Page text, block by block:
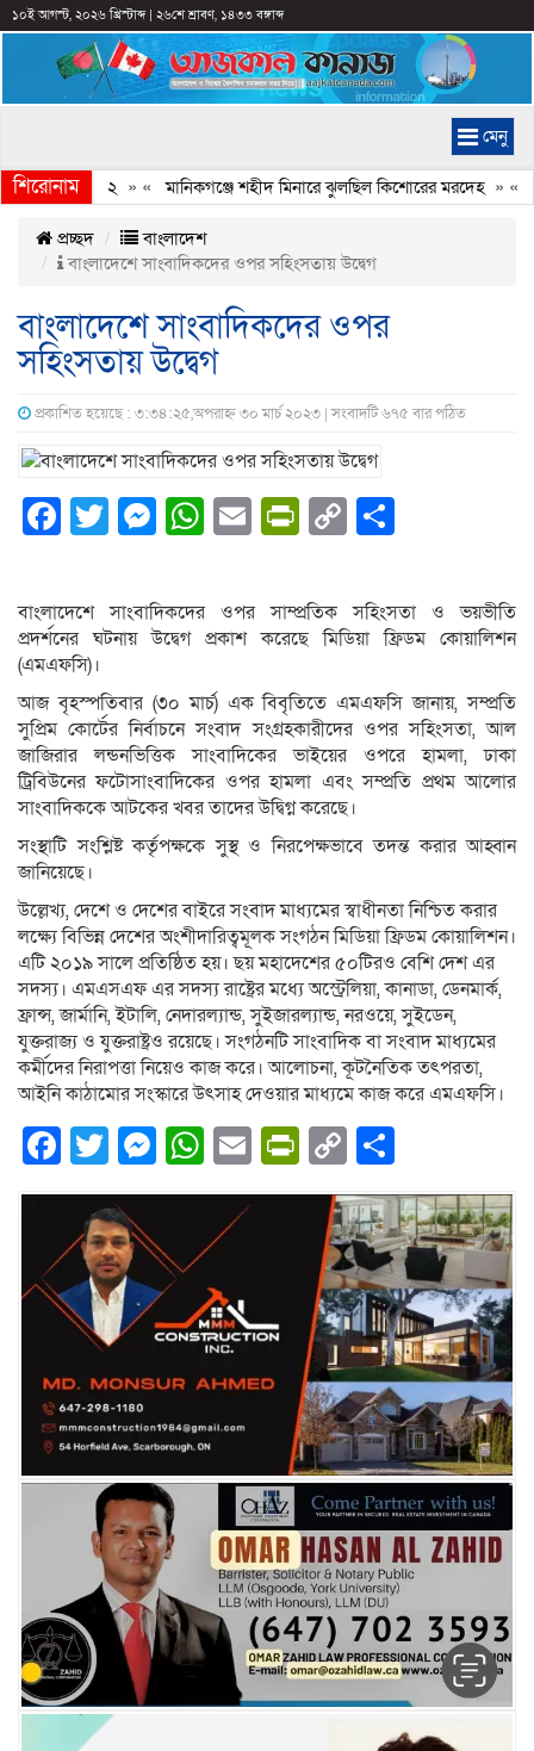
১০ই আগস্ট, ২০২৬ খ্রিস্টাব্দ| ২৬শে শ্রাবণ, ১৪৩৩ বঙ্গাব্দ
মেনু
শিরোনাম
নিহত ২ » « মানিকগঞ্জে শহীদ মিনারে ঝুলছিল কিশোরের মরদেহ» «
প্রচ্ছদ
বাংলাদেশ
বাংলাদেশে সাংবাদিকদের ওপর সহিংসতায় উদ্বেগ
বাংলাদেশে সাংবাদিকদের ওপর
সহিংসতায় উদ্বেগ
প্রকাশিত হয়েছে : ৩:৩৪:২৫,অপরাহ্ন ৩০ মার্চ ২০২৩ | সংবাদটি ৬৭৫ বার পঠিত
Facebook
Twitter
Messenger
WhatsApp
EmailPrintFriendly
Copy
বাংলাদেশে সাংবাদিকদের ওপর সাম্প্রতিক সহিংসতা ও ভয়ভীতি
প্রদর্শনের ঘটনায় উদ্বেগ প্রকাশ করেছে মিডিয়া ফ্রিডম কোয়ালিশন
(এমএফসি)।
আজ বৃহস্পতিবার (৩০ মার্চ) এক বিবৃতিতে এমএফসি জানায়, সম্প্রতি
সুপ্রিম কোর্টের নির্বাচনে সংবাদ সংগ্রহকারীদের ওপর সহিংসতা, আল
জাজিরার লন্ডনভিত্তিক সাংবাদিকের ভাইয়ের ওপরে হামলা, ঢাকা
ট্রিবিউনের ফটোসাংবাদিকের ওপর হামলা এবং সম্প্রতি প্রথম আলোর
সাংবাদিককে আটকের খবর তাদের উদ্বিগ্ন করেছে।
সংস্থাটি সংশ্লিষ্ট কর্তৃপক্ষকে সুস্থ ও নিরপেক্ষভাবে তদন্ত করার আহ্বান
জানিয়েছে।
উল্লেখ্য, দেশে ও দেশের বাইরে সংবাদ মাধ্যমের স্বাধীনতা নিশ্চিত করার
লক্ষ্যে বিভিন্ন দেশের অংশীদারিত্বমূলক সংগঠন মিডিয়া ফ্রিডম কোয়ালিশন।
এটি ২০১৯ সালে প্রতিষ্ঠিত হয়। ছয় মহাদেশের ৫০টিরও বেশি দেশ এর
সদস্য। এমএসএফ এর সদস্য রাষ্ট্রের মধ্যে অস্ট্রেলিয়া, কানাডা, ডেনমার্ক,
ফ্রান্স, জার্মানি, ইটালি, নেদারল্যান্ড, সুইজারল্যান্ড, নরওয়ে, সুইডেন,
যুক্তরাজ্য ও যুক্তরাষ্ট্রও রয়েছে। সংগঠনটি সাংবাদিক বা সংবাদ মাধ্যমের
কর্মীদের নিরাপত্তা নিয়েও কাজ করে। আলোচনা, কূটনৈতিক তৎপরতা,
আইনি কাঠামোর সংস্কারে উৎসাহ দেওয়ার মাধ্যমে কাজ করে এমএফসি।
Facebook
Twitter
Messenger
WhatsApp
EmailPrintFriendly
Copy
Link